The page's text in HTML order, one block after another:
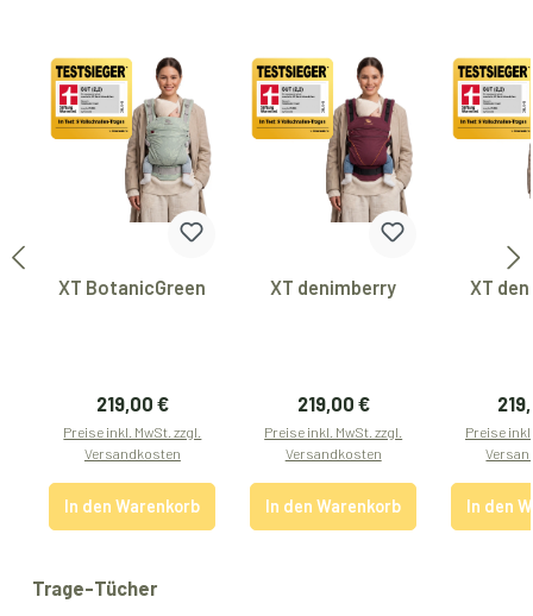
XT BotanicGreen
Regulärer Preis:
219,00 €
Preise inkl. MwSt. zzgl.
Versandkosten
In den Warenkorb
XT denimberry
Regulärer Preis:
219,00 €
Preise inkl. MwSt. zzgl.
Versandkosten
In den Warenkorb
XT
Preise
In den
Produktgalerie überspringen
Trage-Tücher